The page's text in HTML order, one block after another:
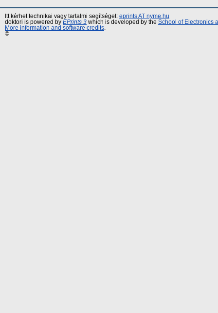
Itt kérhet technikai vagy tartalmi segítséget: eprints AT nyme.hu
doktori is powered by EPrints 3 which is developed by the School of Electronics
More information and software credits
©